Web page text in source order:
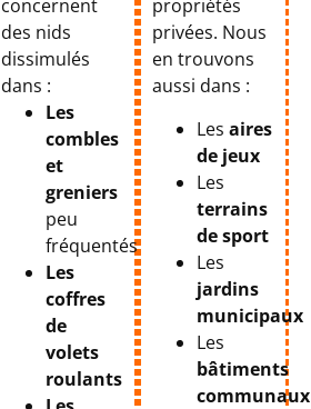
concernent
des nids
dissimulés
dans :
Les
combles
et
greniers
peu
fréquentés
Les
coffres
de
volets
roulants
propriétés
privées. Nous
en trouvons
aussi dans :
Les aires
de jeux
Les
terrains
de sport
Les
jardins
municipaux
Les
bâtiments
communaux